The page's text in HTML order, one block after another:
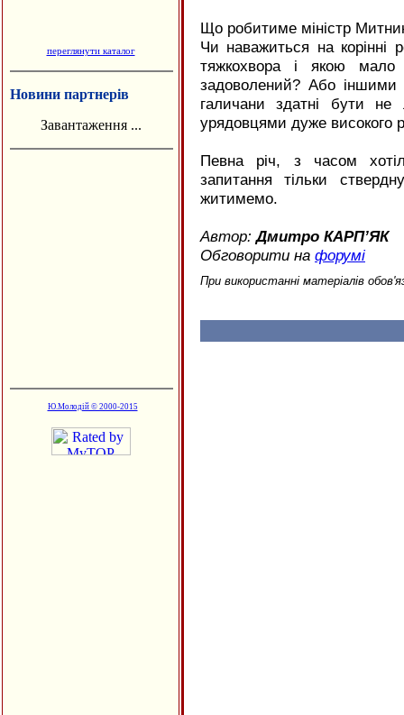
переглянути каталог
Новини партнерів
Завантаження ...
Ю.Молодій © 2000-2015
Що робитиме міністр
Чи наважиться на корінні
тяжкохвора і якою
задоволений? Або
галичани здатні бути
урядовцями дуже високого
Певна річ, з часом
запитання тільки
житимемо.
Автор:Дмитро КАРП’ЯК
Обговорити на форумі
При використанні матеріалів